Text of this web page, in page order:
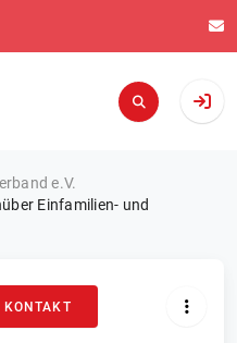
e.V.
Einfamilien- und
KONTAKT